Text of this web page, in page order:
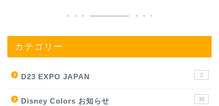
カテゴリー
D23 EXPO JAPAN 2
Disney Colors お知らせ 38